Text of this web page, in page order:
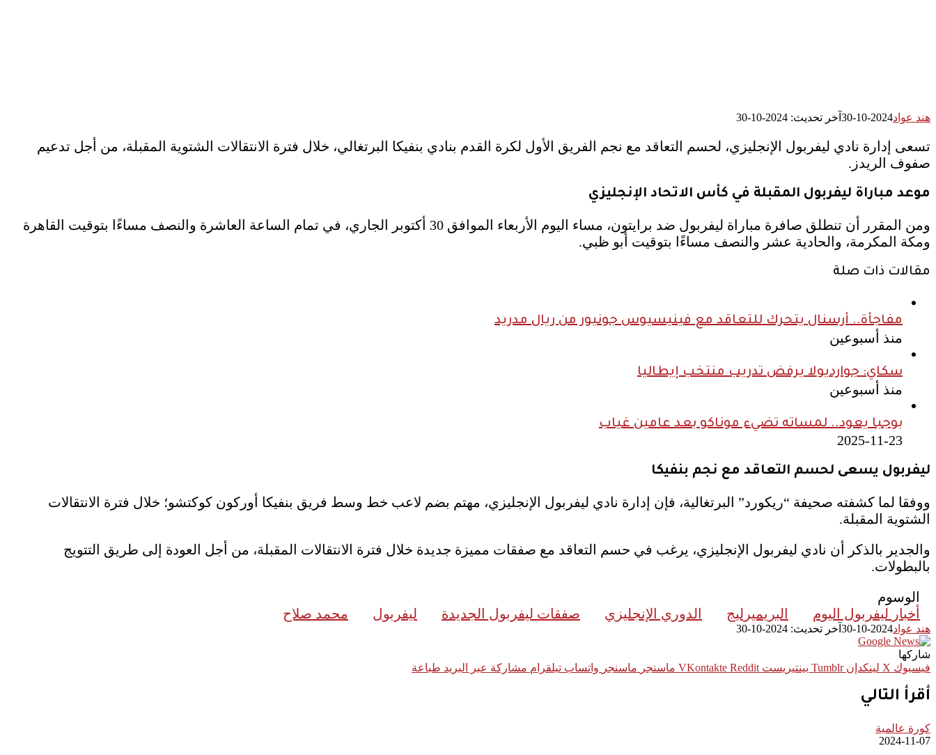
هند عواد2024-10-30 آخر تحديث: 2024-10-30
تسعى إدارة نادي ليفربول الإنجليزي، لحسم التعاقد مع نجم الفريق الأول لكرة القدم بنادي بنفيكا البرتغالي، خلال فترة الانتقالات الشتوية المقبلة، من أجل تدعيم
صفوف الريدز.
موعد مباراة ليفربول المقبلة في كأس الاتحاد الإنجليزي
ومن المقرر أن تنطلق صافرة مباراة ليفربول ضد برايتون، مساء اليوم الأربعاء الموافق 30 أكتوبر الجاري، في تمام الساعة العاشرة والنصف مساءًا بتوقيت القاهرة
ومكة المكرمة، والحادية عشر والنصف مساءًا بتوقيت أبو ظبي.
مقالات ذات صلة
مفاجأة.. أرسنال يتحرك للتعاقد مع فينيسيوس جونيور من ريال مدريد
منذ أسبوعين
سكاي: جوارديولا يرفض تدريب منتخب إيطاليا
منذ أسبوعين
بوجبا يعود.. لمساته تضيء موناكو بعد عامين غياب
2025-11-23
ليفربول يسعى لحسم التعاقد مع نجم بنفيكا
ووفقا لما كشفته صحيفة “ريكورد” البرتغالية، فإن إدارة نادي ليفربول الإنجليزي، مهتم بضم لاعب خط وسط فريق بنفيكا أوركون كوكتشو؛ خلال فترة الانتقالات
الشتوية المقبلة.
والجدير بالذكر أن نادي ليفربول الإنجليزي، يرغب في حسم التعاقد مع صفقات مميزة جديدة خلال فترة الانتقالات المقبلة، من أجل العودة إلى طريق التتويج
بالبطولات.
الوسوم
أخبار ليفربول اليوم
البريميرليج الدوري الإنجليزي صفقات ليفربول الجديدة ليفربول محمد صلاح
هند عواد2024-10-30 آخر تحديث: 2024-10-30
شاركها
فيسبوك ‫X لينكدإن بينتيريست ماسنجر ماسنجر واتساب تيلقرام مشاركة عبر البريد طباعة
أقرأ التالي
كورة عالمية
2024-11-07